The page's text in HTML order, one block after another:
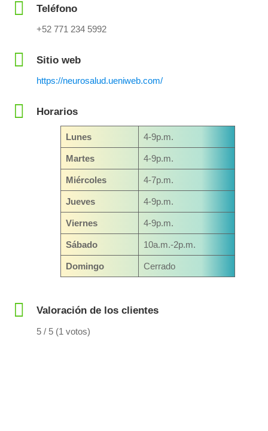
Teléfono
+52 771 234 5992
Sitio web
https://neurosalud.ueniweb.com/
Horarios
Lunes 4-9p.m.
Martes 4-9p.m.
Miércoles 4-7p.m.
Jueves 4-9p.m.
Viernes 4-9p.m.
Sábado 10a.m.-2p.m.
Domingo Cerrado
Valoración de los clientes
5 / 5 (1 votos)